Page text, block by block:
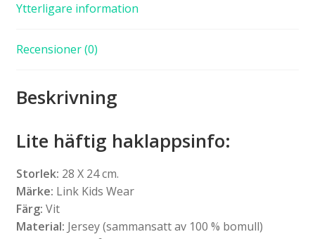
Ytterligare information
Recensioner (0)
Beskrivning
Lite häftig haklappsinfo:
Storlek: 28 X 24 cm.
Märke: Link Kids Wear
Färg: Vit
Material: Jersey (sammansatt av 100 % bomull)